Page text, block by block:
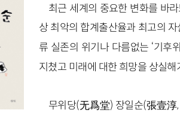
최근 세계의 중요한 변화를 바
상 최악의 합계출산율과 최고의 자
류 실존의 위기나 다름없는 ‘기후
지쳤고 미래에 대한 희망을 상실해
무위당(无爲堂) 장일순(張壹淳,